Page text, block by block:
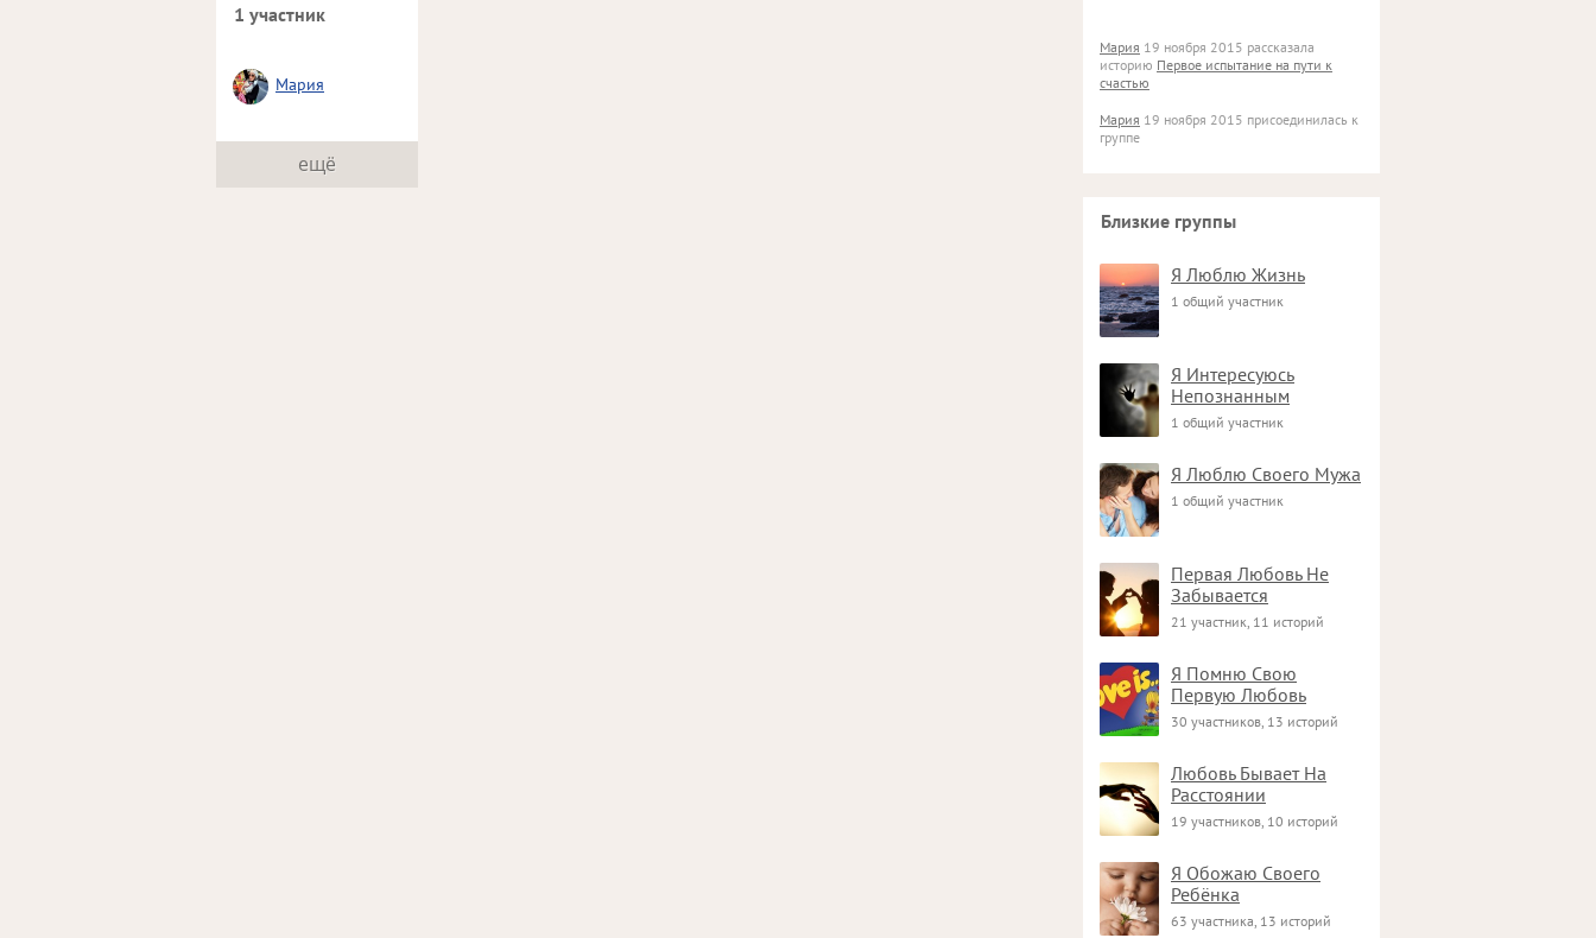
1 участник
Мария
ещё
Мария 19 ноября 2015 рассказала
историю Первое испытание на пути к
счастью
Мария 19 ноября 2015 присоединилась к
группе
Близкие группы
Я Люблю Жизнь
1 общий участник
Я Интересуюсь
Непознанным
1 общий участник
Я Люблю Своего Мужа
1 общий участник
Первая Любовь Не
Забывается
21 участник, 11 историй
Я Помню Свою
Первую Любовь
30 участников, 13 историй
Любовь Бывает На
Расстоянии
19 участников, 10 историй
Я Обожаю Своего
Ребёнка
63 участника, 13 историй